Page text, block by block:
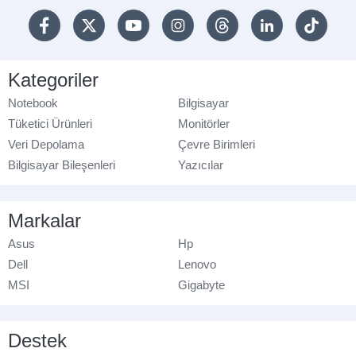
Kategoriler
Notebook
Bilgisayar
Tüketici Ürünleri
Monitörler
Veri Depolama
Çevre Birimleri
Bilgisayar Bileşenleri
Yazıcılar
Markalar
Asus
Hp
Dell
Lenovo
MSI
Gigabyte
Destek